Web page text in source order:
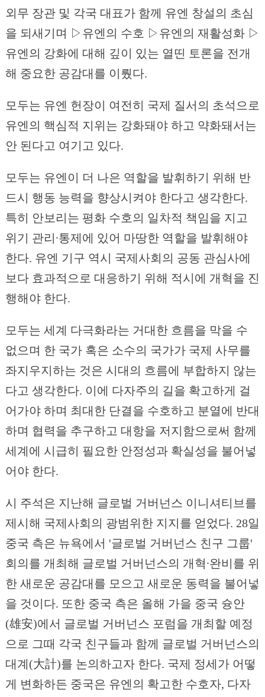
외무 장관 및 각국 대표가 함께 유엔 창설의 초심
을 되새기며 ▷유엔의 수호 ▷유엔의 재활성화 ▷
유엔의 강화에 대해 깊이 있는 열띤 토론을 전개
해 중요한 공감대를 이뤘다.
모두는 유엔 헌장이 여전히 국제 질서의 초석으로
유엔의 핵심적 지위는 강화돼야 하고 약화돼서는
안 된다고 여기고 있다.
모두는 유엔이 더 나은 역할을 발휘하기 위해 반
드시 행동 능력을 향상시켜야 한다고 생각한다.
특히 안보리는 평화 수호의 일차적 책임을 지고
위기 관리∙통제에 있어 마땅한 역할을 발휘해야
한다. 유엔 기구 역시 국제사회의 공동 관심사에
보다 효과적으로 대응하기 위해 적시에 개혁을 진
행해야 한다.
모두는 세계 다극화라는 거대한 흐름을 막을 수
없으며 한 국가 혹은 소수의 국가가 국제 사무를
좌지우지하는 것은 시대의 흐름에 부합하지 않는
다고 생각한다. 이에 다자주의 길을 확고하게 걸
어가야 하며 최대한 단결을 수호하고 분열에 반대
하며 협력을 추구하고 대항을 저지함으로써 함께
세계에 시급히 필요한 안정성과 확실성을 불어넣
어야 한다.
시 주석은 지난해 글로벌 거버넌스 이니셔티브를
제시해 국제사회의 광범위한 지지를 얻었다. 28일
중국 측은 뉴욕에서 '글로벌 거버넌스 친구 그룹'
회의를 개최해 글로벌 거버넌스의 개혁∙완비를 위
한 새로운 공감대를 모으고 새로운 동력을 불어넣
을 것이다. 또한 중국 측은 올해 가을 중국 슝안
(雄安)에서 글로벌 거버넌스 포럼을 개최할 예정
으로 그때 각국 친구들과 함께 글로벌 거버넌스의
대계(大計)를 논의하고자 한다. 국제 정세가 어떻
게 변화하든 중국은 유엔의 확고한 수호자, 다자